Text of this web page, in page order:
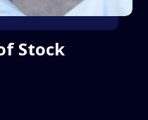
Stock